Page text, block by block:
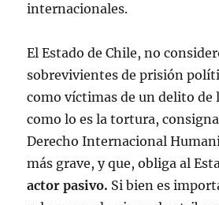
internacionales.
El Estado de Chile, no
sobrevivientes de prisión
como víctimas de un delito de
como lo es la tortura,
Derecho Internacional
más grave, y que, obliga al
actor pasivo. Si bien es